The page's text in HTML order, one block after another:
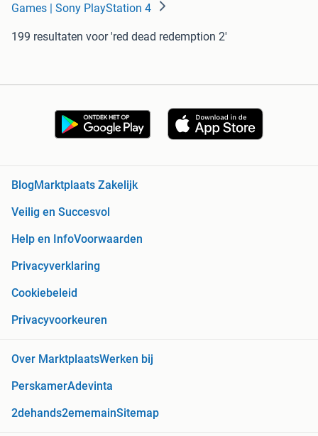
Games | Sony PlayStation 4
199 resultaten voor 'red dead redemption 2'
BlogMarktplaats Zakelijk
Veilig en Succesvol
Help en InfoVoorwaarden
Privacyverklaring
Cookiebeleid
Privacyvoorkeuren
Over MarktplaatsWerken bij
PerskamerAdevinta
2dehands2ememainSitemap